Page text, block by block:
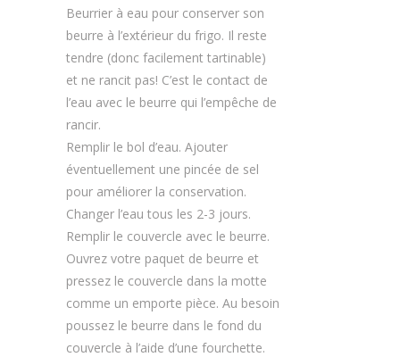
Beurrier à eau pour conserver son
beurre à l’extérieur du frigo. Il reste
tendre (donc facilement tartinable)
et ne rancit pas! C’est le contact de
l’eau avec le beurre qui l’empêche de
rancir.
Remplir le bol d’eau. Ajouter
éventuellement une pincée de sel
pour améliorer la conservation.
Changer l’eau tous les 2-3 jours.
Remplir le couvercle avec le beurre.
Ouvrez votre paquet de beurre et
pressez le couvercle dans la motte
comme un emporte pièce. Au besoin
poussez le beurre dans le fond du
couvercle à l’aide d’une fourchette.